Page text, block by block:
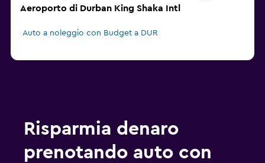
Aeroporto di Durban King Shaka Intl
Auto a noleggio con Budget a DUR
Risparmia denaro
prenotando auto con